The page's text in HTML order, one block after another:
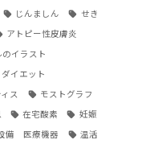
じんましん せき
アトピー性皮膚炎
イラスト
ダイエット
ス モストグラフ
在宅酸素 妊娠
備 医療機器 温活